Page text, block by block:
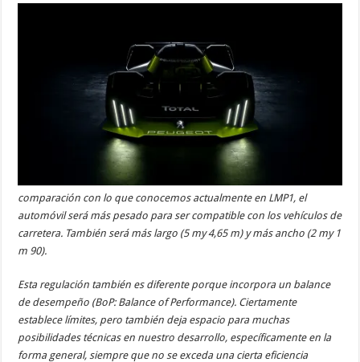
comparación con lo que conocemos actualmente en LMP1, el
automóvil será más pesado para ser compatible con los vehículos de
carretera. También será más largo (5 my 4,65 m) y más ancho (2 my 1
m 90).
Esta regulación también es diferente porque incorpora un balance
de desempeño (BoP: Balance of Performance). Ciertamente
establece límites, pero también deja espacio para muchas
posibilidades técnicas en nuestro desarrollo, específicamente en la
forma general, siempre que no se exceda una cierta eficiencia